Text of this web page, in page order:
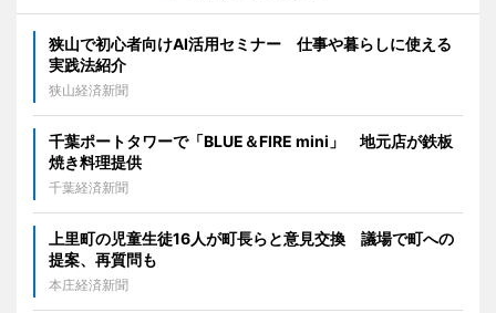
狭山で初心者向けAI活用セミナー 仕事や暮らしに使える
実践法紹介
狭山経済新聞
千葉ポートタワーで「BLUE＆FIRE mini」 地元店が鉄板
焼き料理提供
千葉経済新聞
上里町の児童生徒16人が町長らと意見交換 議場で町への
提案、再質問も
本庄経済新聞